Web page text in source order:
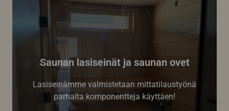
Saunan lasiseinät ja saunan ovet
Lasiseinämme valmistetaan mittatilaustyönä
parhaita komponentteja käyttäen!